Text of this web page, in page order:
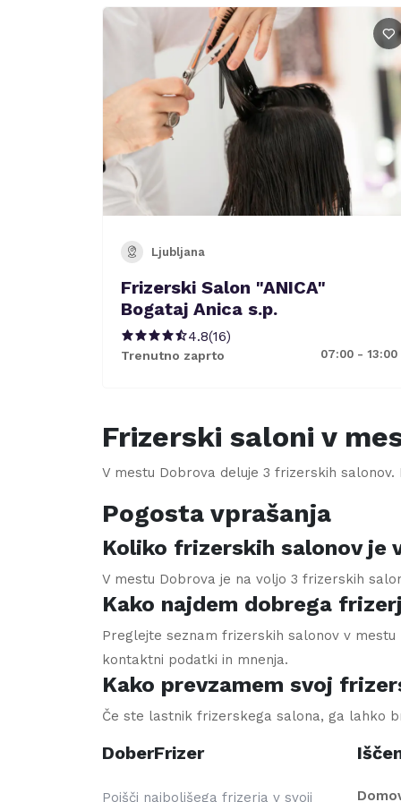
Ljubljana
Frizerski Salon "ANICA"
Bogataj Anica s.p.
4.8(16)
Trenutno zaprto 07:00 - 13:00
Frizerski saloni v
V mestu Dobrova deluje 3 frizerskih salonov.
Pogosta vprašanja
Koliko frizerskih salonov je
V mestu Dobrova je na voljo 3 frizerskih
Kako najdem dobrega
Preglejte seznam frizerskih salonov v
kontaktni podatki in mnenja.
Kako prevzamem svoj
Če ste lastnik frizerskega salona, ga lahko
DoberFrizer
Poišči najboljšega frizerja v svoji